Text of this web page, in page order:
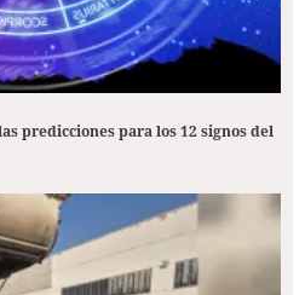
predicciones para los 12 signos del